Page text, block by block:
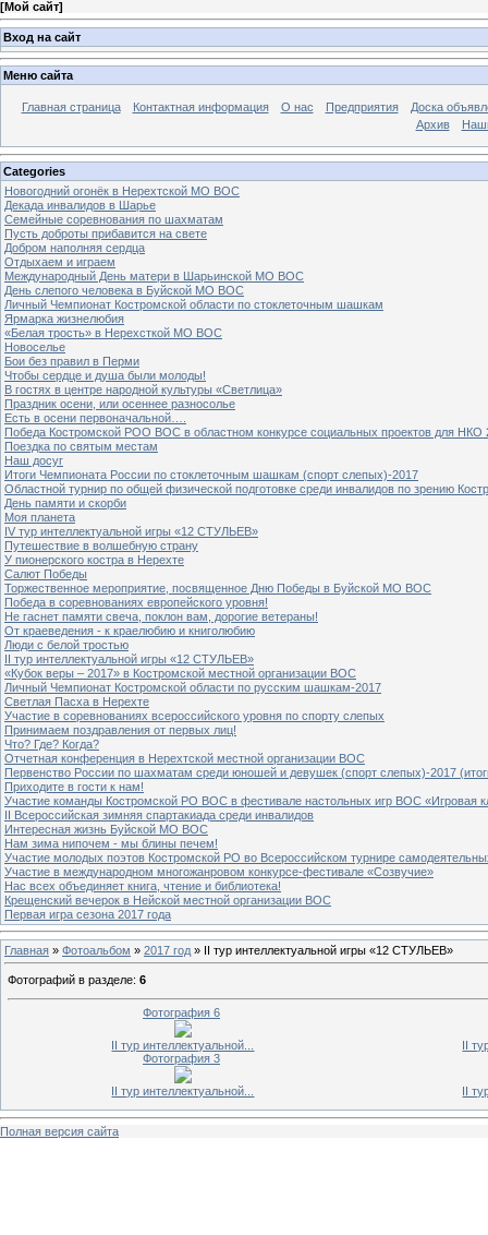
[Мой сайт]
Вход на сайт
Меню сайта
Главная страница Контактная информация О нас Предприятия
Доска
Архив
Categories
Новогодний огонёк в Нерехтской МО ВОС
Декада инвалидов в Шарье
Семейные соревнования по шахматам
Пусть доброты прибавится на свете
Добром наполняя сердца
Отдыхаем и играем
Международный День матери в Шарьинской МО ВОС
День слепого человека в Буйской МО ВОС
Личный Чемпионат Костромской области по стоклеточным шашкам
Ярмарка жизнелюбия
«Белая трость» в Нерехсткой МО ВОС
Новоселье
Бои без правил в Перми
Чтобы сердце и душа были молоды!
В гостях в центре народной культуры «Светлица»
Праздник осени, или осеннее разносолье
Есть в осени первоначальной….
Победа Костромской РОО ВОС в областном конкурсе социальных проектов для НКО
Поездка по святым местам
Наш досуг
Итоги Чемпионата России по стоклеточным шашкам (спорт слепых)-2017
Областной турнир по общей физической подготовке среди инвалидов по зрению
День памяти и скорби
Моя планета
IV тур интеллектуальной игры «12 СТУЛЬЕВ»
Путешествие в волшебную страну
У пионерского костра в Нерехте
Салют Победы
Торжественное мероприятие, посвященное Дню Победы в Буйской МО ВОС
Победа в соревнованиях европейского уровня!
Не гаснет памяти свеча, поклон вам, дорогие ветераны!
От краеведения - к краелюбию и книголюбию
Люди с белой тростью
II тур интеллектуальной игры «12 СТУЛЬЕВ»
«Кубок веры – 2017» в Костромской местной организации ВОС
Личный Чемпионат Костромской области по русским шашкам-2017
Светлая Пасха в Нерехте
Участие в соревнованиях всероссийского уровня по спорту слепых
Принимаем поздравления от первых лиц!
Что? Где? Когда?
Отчетная конференция в Нерехтской местной организации ВОС
Первенство России по шахматам среди юношей и девушек (спорт слепых)-2017
Приходите в гости к нам!
Участие команды Костромской РО ВОС в фестивале настольных игр ВОС «Игровая
II Всероссийская зимняя спартакиада среди инвалидов
Интересная жизнь Буйской МО ВОС
Нам зима нипочем - мы блины печем!
Участие молодых поэтов Костромской РО во Всероссийском турнире
Участие в международном многожанровом конкурсе-фестивале «Созвучие»
Нас всех объединяет книга, чтение и библиотека!
Крещенский вечерок в Нейской местной организации ВОС
Первая игра сезона 2017 года
Главная » Фотоальбом » 2017 год » II тур интеллектуальной игры «12 СТУЛЬЕВ»
Фотографий в разделе: 6
Фотография 6
II тур интеллектуальной...
II
Фотография 3
II тур интеллектуальной... II
Полная версия сайта